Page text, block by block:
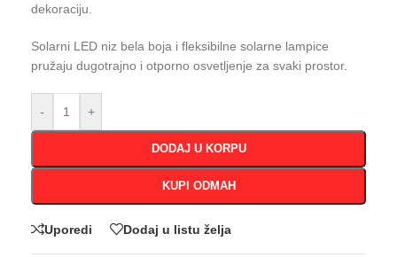
dekoraciju.
Solarni LED niz bela boja i fleksibilne solarne lampice
pružaju dugotrajno i otporno osvetljenje za svaki prostor.
- +
DODAJ U KORPU
KUPI ODMAH
Uporedi Dodaj u listu želja